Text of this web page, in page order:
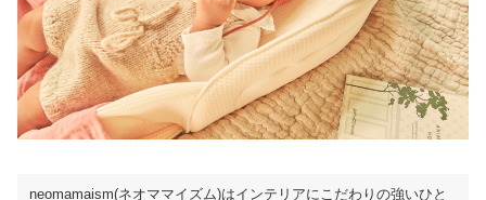
neomamaism(ネオママイズム)はインテリアにこだわりの強いひと